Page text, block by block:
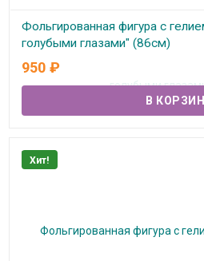
Фольгированная фигура с
голубыми глазами" (86см)
В наличии
950 ₽
Хит!